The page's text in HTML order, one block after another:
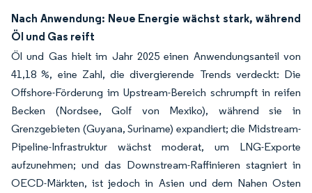
Nach Anwendung: Neue Energie wächst stark, während
Öl und Gas reift
Öl und Gas hielt im Jahr 2025 einen Anwendungsanteil von
41,18 %, eine Zahl, die divergierende Trends verdeckt: Die
Offshore-Förderung im Upstream-Bereich schrumpft in reifen
Becken (Nordsee, Golf von Mexiko), während sie in
Grenzgebieten (Guyana, Suriname) expandiert; die Midstream-
Pipeline-Infrastruktur wächst moderat, um LNG-Exporte
aufzunehmen; und das Downstream-Raffinieren stagniert in
OECD-Märkten, ist jedoch in Asien und dem Nahen Osten